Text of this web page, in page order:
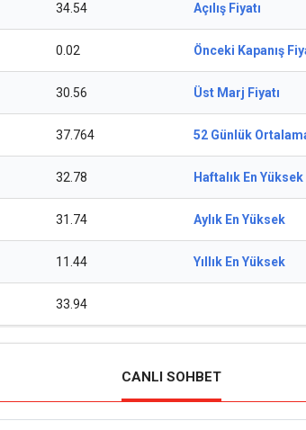
34.54 Açılış Fiyatı
0.02 Önceki Kapanış
30.56 Üst Marj Fiyatı
37.764 52 Günlük
32.78 Haftalık En Yüksek
31.74 Aylık En Yüksek
11.44 Yıllık En Yüksek
33.94
CANLI SOHBET